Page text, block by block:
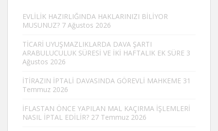
EVLİLİK HAZIRLIĞINDA HAKLARINIZI BİLİYOR
MUSUNUZ? 7 Ağustos 2026
TİCARİ UYUŞMAZLIKLARDA DAVA ŞARTI
ARABULUCULUK SÜRESİ VE İKİ HAFTALIK EK SÜRE 3
Ağustos 2026
İTİRAZIN İPTALİ DAVASINDA GÖREVLİ MAHKEME 31
Temmuz 2026
İFLASTAN ÖNCE YAPILAN MAL KAÇIRMA İŞLEMLERİ
NASIL İPTAL EDİLİR? 27 Temmuz 2026